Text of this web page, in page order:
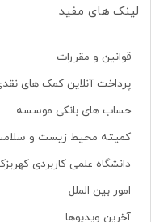
لینک های مفید
قوانین و مقررات
پرداخت آنلاین کمک های
حساب های بانکی موسسه
کمیته محیط زیست و
دانشگاه علمی کاربردی
امور بین الملل
آخرین ویدیوها